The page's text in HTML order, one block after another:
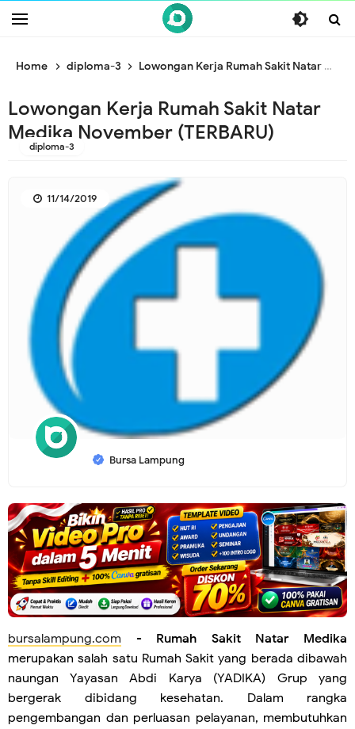
/* ganti br end */
Home diploma-3 Lowongan Kerja Rumah Sakit Natar Medika November (TERBARU)
Lowongan Kerja Rumah Sakit Natar
Medika November (TERBARU)
diploma-3
Bursa Lampung
11/14/2019
bursalampung.com - Rumah Sakit Natar Medika
merupakan salah satu Rumah Sakit yang berada dibawah
naungan Yayasan Abdi Karya (YADIKA) Grup yang
bergerak dibidang kesehatan. Dalam rangka
pengembangan dan perluasan pelayanan, membutuhkan